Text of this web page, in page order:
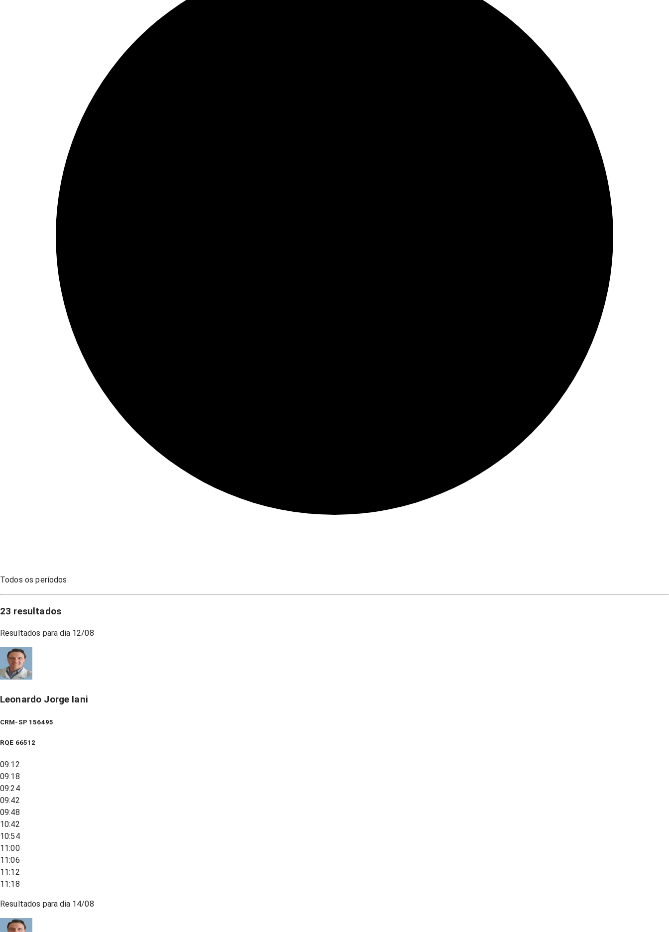
Todos os períodos
23 resultados
Resultados para dia 12/08
Leonardo Jorge Iani
CRM-SP 156495
RQE 66512
09:12
09:18
09:24
09:42
09:48
10:42
10:54
11:00
11:06
11:12
11:18
Resultados para dia 14/08